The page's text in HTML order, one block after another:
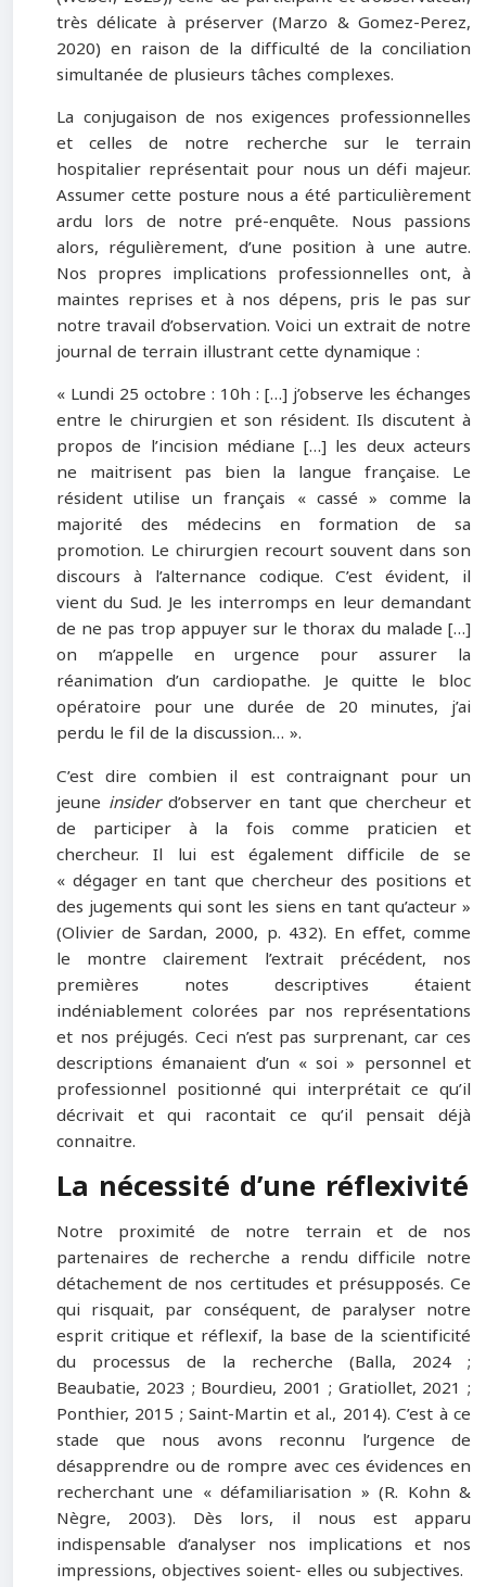
très délicate à préserver (Marzo & Gomez-Perez,
2020) en raison de la difficulté de la conciliation
simultanée de plusieurs tâches complexes.
La conjugaison de nos exigences professionnelles
et celles de notre recherche sur le terrain
hospitalier représentait pour nous un défi majeur.
Assumer cette posture nous a été particulièrement
ardu lors de notre pré-enquête. Nous passions
alors, régulièrement, d’une position à une autre.
Nos propres implications professionnelles ont, à
maintes reprises et à nos dépens, pris le pas sur
notre travail d’observation. Voici un extrait de notre
journal de terrain illustrant cette dynamique :
« Lundi 25 octobre : 10h : […] j’observe les échanges
entre le chirurgien et son résident. Ils discutent à
propos de l’incision médiane […] les deux acteurs
ne maitrisent pas bien la langue française. Le
résident utilise un français « cassé » comme la
majorité des médecins en formation de sa
promotion. Le chirurgien recourt souvent dans son
discours à l’alternance codique. C’est évident, il
vient du Sud. Je les interromps en leur demandant
de ne pas trop appuyer sur le thorax du malade […]
on m’appelle en urgence pour assurer la
réanimation d’un cardiopathe. Je quitte le bloc
opératoire pour une durée de 20 minutes, j’ai
perdu le fil de la discussion… ».
C’est dire combien il est contraignant pour un
jeune insiderd’observer en tant que chercheur et
de participer à la fois comme praticien et
chercheur. Il lui est également difficile de se
« dégager en tant que chercheur des positions et
des jugements qui sont les siens en tant qu’acteur »
(Olivier de Sardan, 2000, p. 432). En effet, comme
le montre clairement l’extrait précédent, nos
premières notes descriptives étaient
indéniablement colorées par nos représentations
et nos préjugés. Ceci n’est pas surprenant, car ces
descriptions émanaient d’un « soi » personnel et
professionnel positionné qui interprétait ce qu’il
décrivait et qui racontait ce qu’il pensait déjà
connaitre.
La nécessité d’une réflexivité
Notre proximité de notre terrain et de nos
partenaires de recherche a rendu difficile notre
détachement de nos certitudes et présupposés. Ce
qui risquait, par conséquent, de paralyser notre
esprit critique et réflexif, la base de la scientificité
du processus de la recherche (Balla, 2024 ;
Beaubatie, 2023 ; Bourdieu, 2001 ; Gratiollet, 2021 ;
Ponthier, 2015 ; Saint-Martin et al., 2014). C’est à ce
stade que nous avons reconnu l’urgence de
désapprendre ou de rompre avec ces évidences en
recherchant une « défamiliarisation » (R. Kohn &
Nègre, 2003). Dès lors, il nous est apparu
indispensable d’analyser nos implications et nos
impressions, objectives soient- elles ou subjectives.